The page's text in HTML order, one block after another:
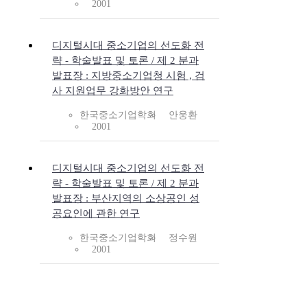
2001
디지털시대 중소기업의 선도화 전
략 - 학술발표 및 토론 / 제 2 분과
발표장 : 지방중소기업청 시험 , 검
사 지원업무 강화방안 연구
한국중소기업학회
안웅환
2001
디지털시대 중소기업의 선도화 전
략 - 학술발표 및 토론 / 제 2 분과
발표장 : 부산지역의 소상공인 성
공요인에 관한 연구
한국중소기업학회
정수원
2001